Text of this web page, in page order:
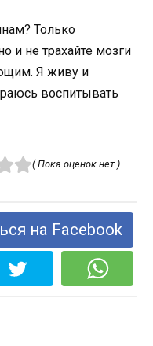
Только
и не трахайте мозги
Я живу и
воспитывать
( Пока оценок нет )
на Facebook